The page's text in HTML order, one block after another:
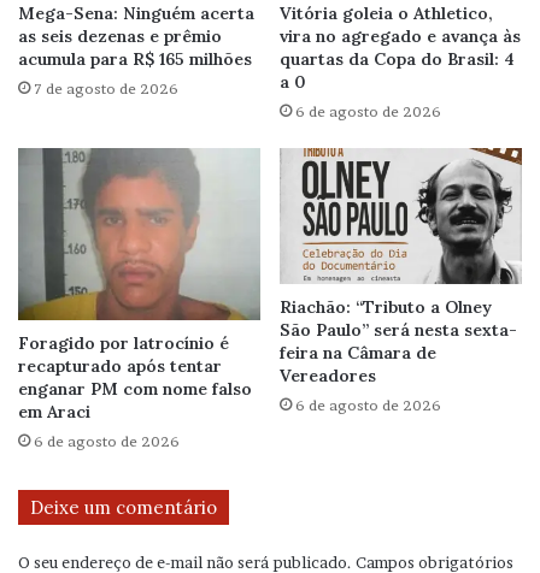
Mega-Sena: Ninguém acerta
as seis dezenas e prêmio
acumula para R$ 165 milhões
7 de agosto de 2026
Vitória goleia o Athletico,
vira no agregado e avança às
quartas da Copa do Brasil: 4
a 0
6 de agosto de 2026
Foragido por latrocínio é
recapturado após tentar
enganar PM com nome falso
em Araci
6 de agosto de 2026
Riachão: “Tributo a Olney
São Paulo” será nesta sexta-
feira na Câmara de
Vereadores
6 de agosto de 2026
Deixe um comentário
O seu endereço de e-mail não será publicado. Campos obrigatórios